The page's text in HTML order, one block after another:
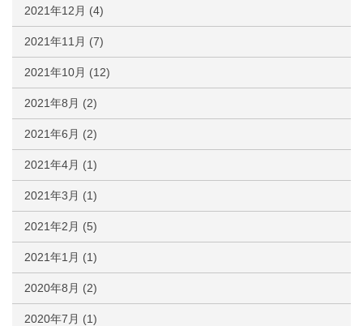
2021年12月 (4)
2021年11月 (7)
2021年10月 (12)
2021年8月 (2)
2021年6月 (2)
2021年4月 (1)
2021年3月 (1)
2021年2月 (5)
2021年1月 (1)
2020年8月 (2)
2020年7月 (1)